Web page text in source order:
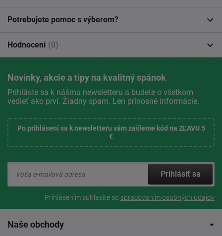
Potrebujete pomoc s výberom?
Hodnocení (0)
Novinky, akcie a tipy na kvalitný spánok
Prihláste sa k nášmu newsletteru a budete o všetkom
vedieť ako prví. Žiadny spam. Len prínosné informácie.
Po prihlásení sa k newsletteru vám zašleme kód na ZĽAVU 5
€
Prihlásiť sa
Prihlásením súhlasíte so spracovaním osobných údajov
Naše obchody